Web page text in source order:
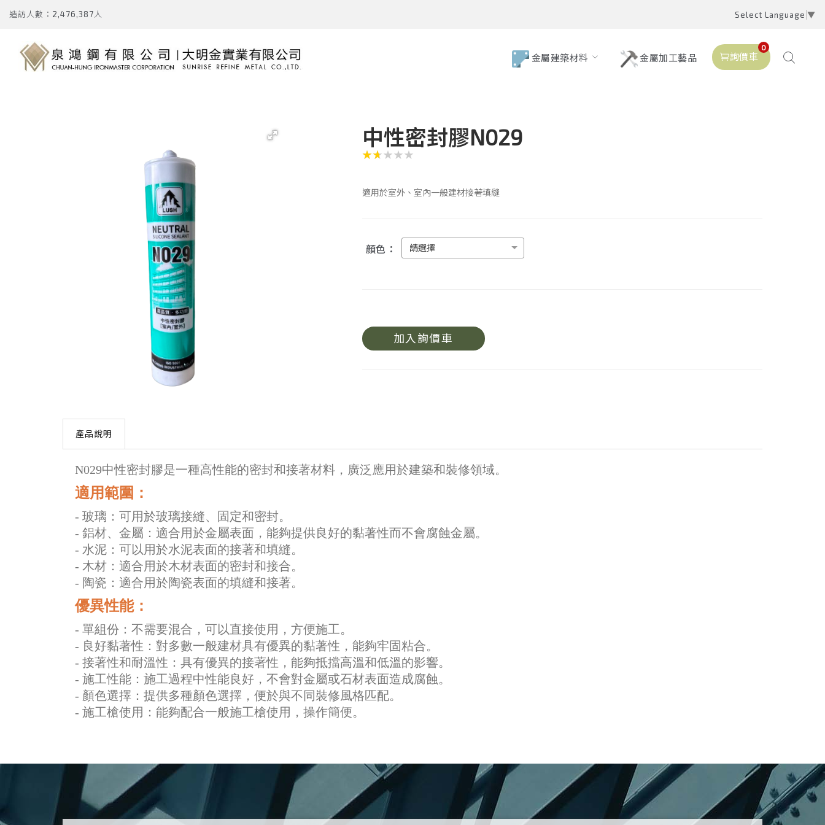
造訪人數：2,476,387人 Select Language ▼
金屬建築材料 金屬加工藝品 詢價車
0
中性密封膠N029
適用於室外、室內一般建材接著填縫
顏色： 請選擇
加入詢價車
產品說明
N029中性密封膠是一種高性能的密封和接著材料，廣泛應用於建築和裝修領域。
適用範圍：
- 玻璃：可用於玻璃接縫、固定和密封。
- 鋁材、金屬：適合用於金屬表面，能夠提供良好的黏著性而不會腐蝕金屬。
- 水泥：可以用於水泥表面的接著和填縫。
- 木材：適合用於木材表面的密封和接合。
- 陶瓷：適合用於陶瓷表面的填縫和接著。
優異性能：
- 單組份：不需要混合，可以直接使用，方便施工。
- 良好黏著性：對多數一般建材具有優異的黏著性，能夠牢固粘合。
- 接著性和耐溫性：具有優異的接著性，能夠抵擋高溫和低溫的影響。
- 施工性能：施工過程中性能良好，不會對金屬或石材表面造成腐蝕。
- 顏色選擇：提供多種顏色選擇，便於與不同裝修風格匹配。
- 施工槍使用：能夠配合一般施工槍使用，操作簡便。